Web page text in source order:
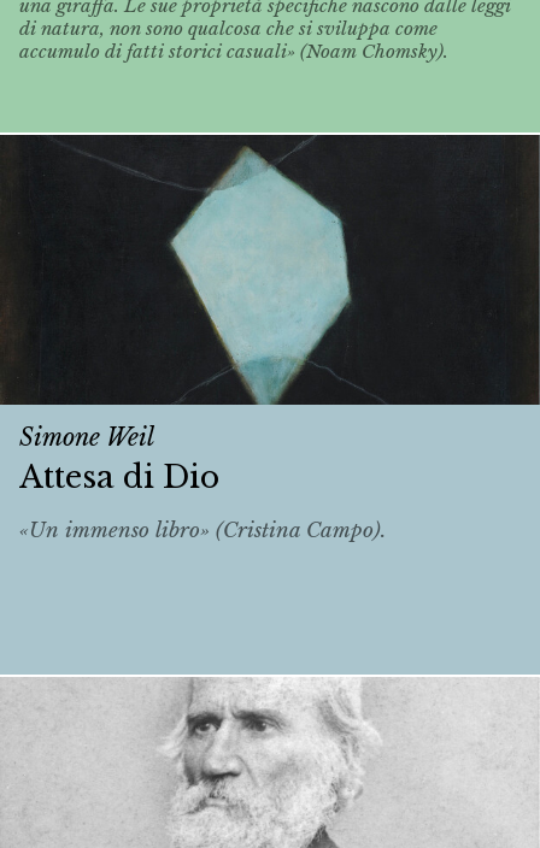
una giraffa. Le sue proprietà specifiche nascono dalle leggi
di natura, non sono qualcosa che si sviluppa come
accumulo di fatti storici casuali» (Noam Chomsky).
Simone Weil
Attesa di Dio
«Un immenso libro» (Cristina Campo).